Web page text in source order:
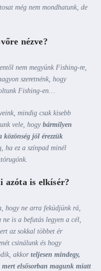
még nem mondhatunk, de
nézve?
nem megyünk Fishing-re,
szeretnénk, hogy
Fishing-en…
mindig csak kisebb
vele, hogy bármilyen
közönség jól érezzük
ha ez a színpad minél
azóta is elkísér?
hogy ne arra feküdjünk rá,
is a befutás legyen a cél,
az sokkal többet ér
csinálunk és hogy
akkor teljesen mindegy,
elsősorban magunk miatt